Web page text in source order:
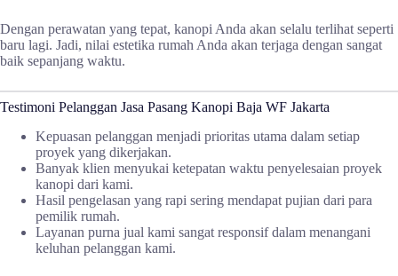
Dengan perawatan yang tepat, kanopi Anda akan selalu terlihat seperti
baru lagi. Jadi, nilai estetika rumah Anda akan terjaga dengan sangat
baik sepanjang waktu.
Testimoni Pelanggan Jasa Pasang Kanopi Baja WF Jakarta
Kepuasan pelanggan menjadi prioritas utama dalam setiap
proyek yang dikerjakan.
Banyak klien menyukai ketepatan waktu penyelesaian proyek
kanopi dari kami.
Hasil pengelasan yang rapi sering mendapat pujian dari para
pemilik rumah.
Layanan purna jual kami sangat responsif dalam menangani
keluhan pelanggan kami.